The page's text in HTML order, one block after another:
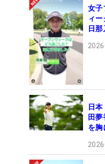
女子
ィ
日
日
田
を胸